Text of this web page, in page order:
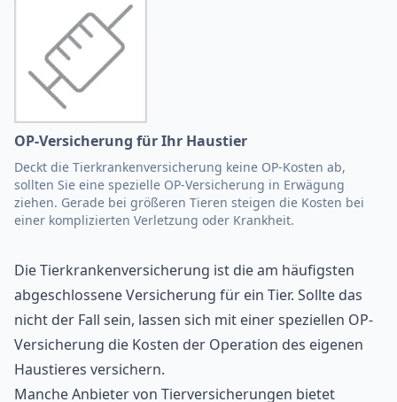
OP-Versicherung für Ihr Haustier
Deckt die Tierkrankenversicherung keine OP-Kosten ab,
sollten Sie eine spezielle OP-Versicherung in Erwägung
ziehen. Gerade bei größeren Tieren steigen die Kosten bei
einer komplizierten Verletzung oder Krankheit.
Die Tierkrankenversicherung ist die am häufigsten
abgeschlossene Versicherung für ein Tier. Sollte das
nicht der Fall sein, lassen sich mit einer speziellen OP-
Versicherung die Kosten der Operation des eigenen
Haustieres versichern.
Manche Anbieter von Tierversicherungen bietet